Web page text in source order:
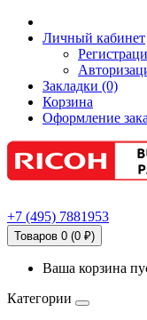
Личный кабинет
Закладки (0)
Корзина
Оформление
+7 (495) 7881953
Товаров 0 (0 ₽)
Ваша корзина
Категории